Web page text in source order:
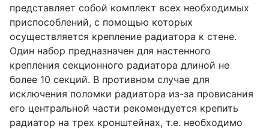
представляет собой комплект всех необходимых
приспособлений, с помощью которых
осуществляется крепление радиатора к стене.
Один набор предназначен для настенного
крепления секционного радиатора длиной не
более 10 секций. В противном случае для
исключения поломки радиатора из-за провисания
его центральной части рекомендуется крепить
радиатор на трех кронштейнах, т.е. необходимо